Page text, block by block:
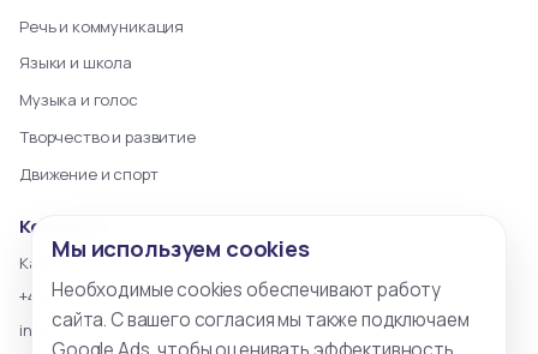
Мы используем cookies
Необходимые cookies обеспечивают работу
сайта. С вашего согласия мы также подключаем
Речь и коммуникация
Языки и школа
Музыка и голос
Творчество и развитие
Движение и спорт
Контакты
Kalckreuthstraße 16, 10777 Berlin
+49 173 9742255
info@kulturstudioberlin.de